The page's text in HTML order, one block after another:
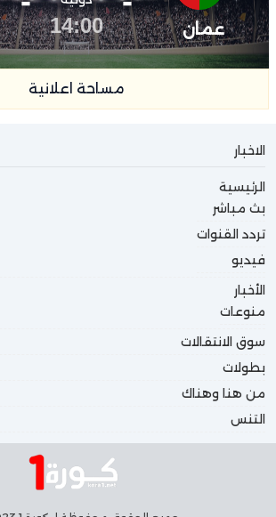
عمان 14:00
مساحة اعلانية
الاخبار
الرئيسية
بث مباشر
تردد القنوات
فيديو
الأخبار
منوعات
سوق الانتقالات
بطولات
من هنا وهناك
التنس